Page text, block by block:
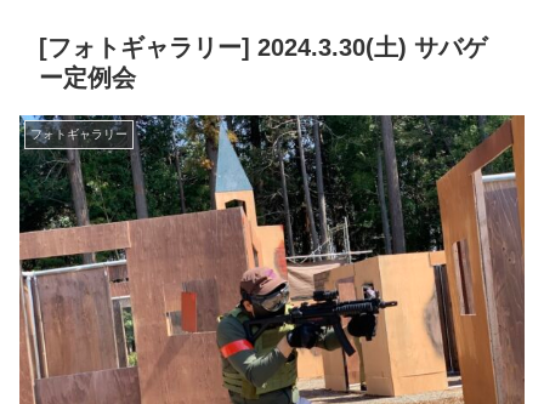
[フォトギャラリー] 2024.3.30(土) サバゲ
ー定例会
フォトギャラリー